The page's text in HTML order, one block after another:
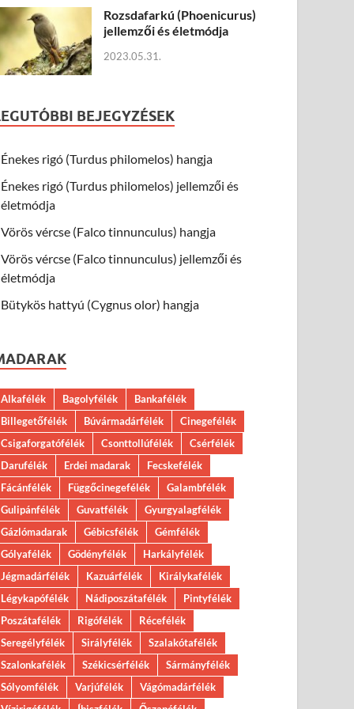
Rozsdafarkú (Phoenicurus)
jellemzői és életmódja
2023.05.31.
BEJEGYZÉSEK
Énekes rigó (Turdus philomelos) hangja
Énekes rigó (Turdus philomelos) jellemzői és
életmódja
Vörös vércse (Falco tinnunculus) hangja
Vörös vércse (Falco tinnunculus) jellemzői és
életmódja
Bütykös hattyú (Cygnus olor) hangja
Alkafélék Bagolyfélék
Bankafélék
Billegetőfélék
Búvármadárfélék
Cinegefélék
Csigaforgatófélék
Csonttollúfélék
Csérfélék
Darufélék
Erdei madarak
Fecskefélék
Fácánfélék
Függőcinegefélék
Galambfélék
Gulipánfélék
Guvatfélék
Gyurgyalagfélék
Gázlómadarak
Gébicsfélék
Gémfélék
Gólyafélék
Gödényfélék
Harkályfélék
Jégmadárfélék
Kazuárfélék
Királykafélék
Légykapófélék
Nádiposzátafélék
Pintyfélék
Poszátafélék
Rigófélék
Récefélék
Seregélyfélék
Sirályfélék
Szalakótafélék
Szalonkafélék
Székicsérfélék
Sármányfélék
Sólyomfélék
Varjúfélék
Vágómadárfélék